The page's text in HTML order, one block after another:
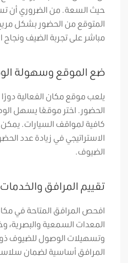
حيث السعة. من الضروري أن
المتوقع من الحضور بشكل
مباشر على تجربة الضيف
ضع الموقع وسهولة
يلعب موقع مكان الفعالية
الحضور. اختر موقعًا يسهل
كافية لمواقف السيارات.
الاستراتيجي في زيادة عدد
الضيوف.
تقييم المرافق والخدمات
افحص المرافق المتاحة في
المعدات السمعية والبصرية،
وتسهيلات الوصول للضيوف
المرافق أساسية لضمان